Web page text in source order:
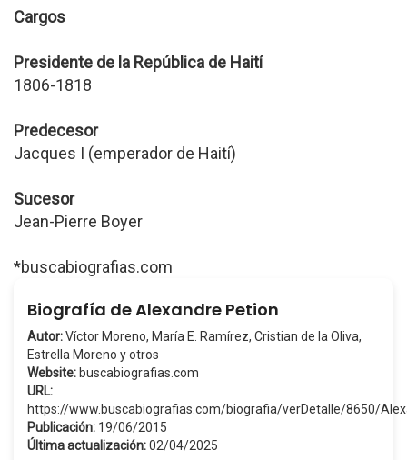
Cargos
Presidente de la República de Haití
1806-1818
Predecesor
Jacques I (emperador de Haití)
Sucesor
Jean-Pierre Boyer
*buscabiografias.com
Biografía de Alexandre Petion
Autor:Víctor Moreno, María E. Ramírez, Cristian de la Oliva,
Estrella Moreno y otros
Website: buscabiografias.com
URL:
https://www.buscabiografias.com/biografia/verDetalle/8650/
Publicación: 19/06/2015
Última actualización:02/04/2025